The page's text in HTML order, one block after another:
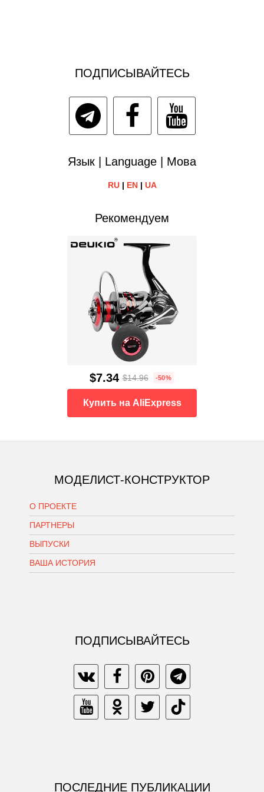
ПОДПИСЫВАЙТЕСЬ
Язык | Language | Мова
RU| EN| UA
Рекомендуем
$7.34 $14.96 -50%
Купить на AliExpress
МОДЕЛИСТ-КОНСТРУКТОР
О ПРОЕКТЕ
ПАРТНЕРЫ
ВЫПУСКИ
ВАША ИСТОРИЯ
ПОДПИСЫВАЙТЕСЬ
ПОСЛЕДНИЕ ПУБЛИКАЦИИ